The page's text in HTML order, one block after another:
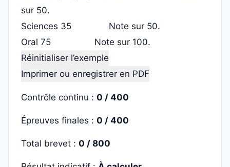
sur 50.
Sciences
Note sur 50.
Oral
Note sur 100.
Réinitialiser l’exemple
Imprimer ou enregistrer en PDF
Contrôle continu : 0 / 400
Épreuves finales : 0 / 400
Total brevet : 0 / 800